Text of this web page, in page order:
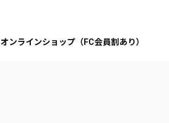
オンラインショップ（FC会員割あり）